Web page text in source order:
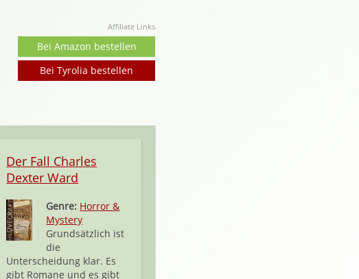
Affiliate Links
Bei Amazon bestellen
Bei Tyrolia bestellen
Der Fall Charles
Dexter Ward
Genre: Horror &
Mystery
Grundsätzlich ist
die
Unterscheidung klar. Es
gibt Romane und es gibt